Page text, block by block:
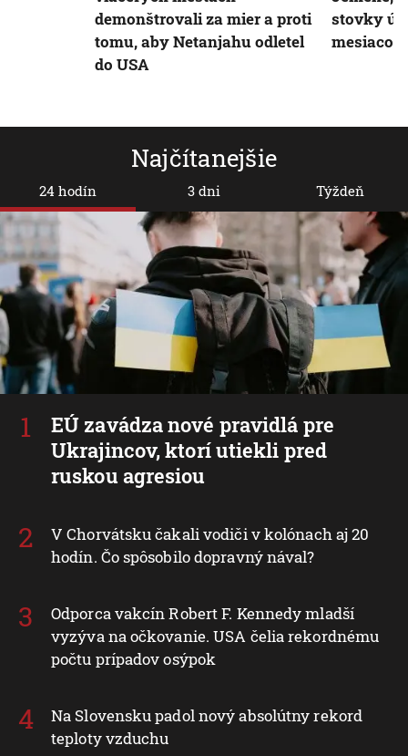
Najčítanejšie
24 hodín
EÚ zavádza nové pravidlá pre
Ukrajincov, ktorí utiekli pred
ruskou agresiou
V Chorvátsku čakali vodiči v kolónach aj 20
hodín. Čo spôsobilo dopravný nával?
Odporca vakcín Robert F. Kennedy mladší
vyzýva na očkovanie. USA čelia rekordnému
počtu prípadov osýpok
Na Slovensku padol nový absolútny rekord
teploty vzduchu
3 dni Týždeň
demonštrovali za mier a proti
tomu, aby Netanjahu odletel
do USA
stovky
mesiacov